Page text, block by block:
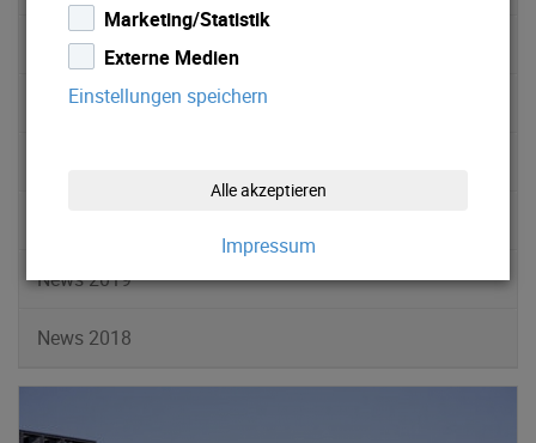
News 2023
News 2022
News 2019
News 2018
Marketing/Statistik
Externe Medien
Einstellungen speichern
Alle akzeptieren
Impressum